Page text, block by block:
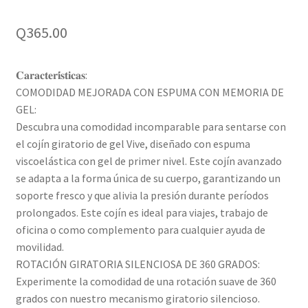
Q365.00
𝐂𝐚𝐫𝐚𝐜𝐭𝐞𝐫𝐢́𝐬𝐭𝐢𝐜𝐚𝐬:
COMODIDAD MEJORADA CON ESPUMA CON MEMORIA DE
GEL:
Descubra una comodidad incomparable para sentarse con
el cojín giratorio de gel Vive, diseñado con espuma
viscoelástica con gel de primer nivel. Este cojín avanzado
se adapta a la forma única de su cuerpo, garantizando un
soporte fresco y que alivia la presión durante períodos
prolongados. Este cojín es ideal para viajes, trabajo de
oficina o como complemento para cualquier ayuda de
movilidad.
ROTACIÓN GIRATORIA SILENCIOSA DE 360 GRADOS:
Experimente la comodidad de una rotación suave de 360 ​​
grados con nuestro mecanismo giratorio silencioso.